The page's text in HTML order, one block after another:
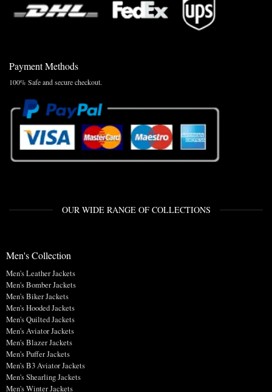
Payment Methods
100% Safe and secure checkout.
OUR WIDE RANGE OF COLLECTIONS
Men's Collection
Men's Leather Jackets
Men's Bomber Jackets
Men's Biker Jackets
Men's Hooded Jackets
Men's Quilted Jackets
Men's Aviator Jackets
Men's Blazer Jackets
Men's Puffer Jackets
Men's B3 Aviator Jackets
Men's Shearling Jackets
Men's Winter Jackets